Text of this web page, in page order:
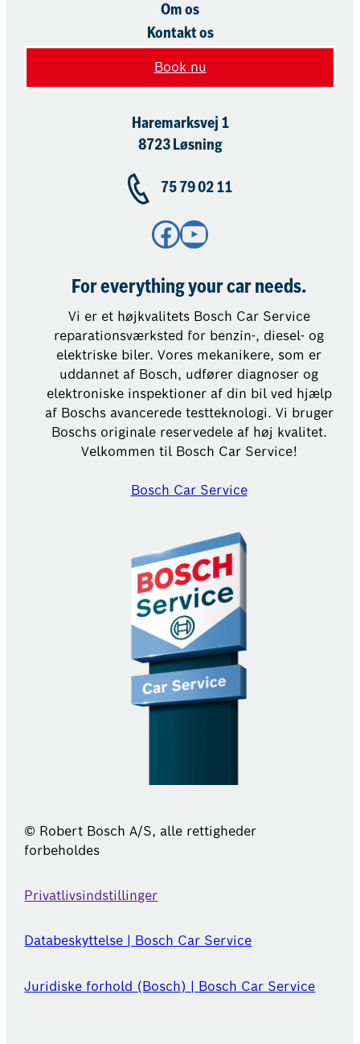
Om os
Kontakt os
Book nu
Haremarksvej 1
8723 Løsning
75 79 02 11
Facebook YouTube
For everything your car needs.
Vi er et højkvalitets Bosch Car Service
reparationsværksted for benzin-, diesel- og
elektriske biler. Vores mekanikere, som er
uddannet af Bosch, udfører diagnoser og
elektroniske inspektioner af din bil ved hjælp
af Boschs avancerede testteknologi. Vi bruger
Boschs originale reservedele af høj kvalitet.
Velkommen til Bosch Car Service!
Bosch Car Service
© Robert Bosch A/S, alle rettigheder
forbeholdes
Privatlivsindstillinger
Databeskyttelse | Bosch Car Service
Juridiske forhold (Bosch) | Bosch Car Service